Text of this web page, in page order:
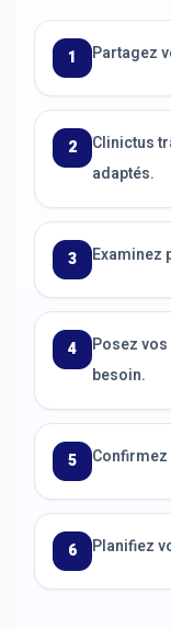
1 Partagez
2
Clinictus
adaptés.
3 Examinez
4
Posez
besoin.
5 Confirmez
6 Planifiez